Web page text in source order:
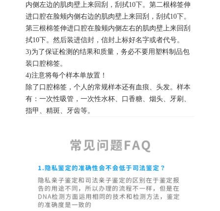
内侧左边的肌肉壁上来回刮，刮拭10下。第二根棉签伸
进口腔在脸颊内侧右边的肌肉壁上来回刮，刮拭10下。
第三根棉签伸进口腔在脸颊内侧左右的肌肉壁上来回刮
拭10下。然后装进信封，信封上标好名字或者代号。
3)为了保证检测的结果和质量，务必不要用塑料制品包
装口腔棉签。
4)注意将每个样本单放置！
除了口腔棉签，个人的常规样本还有血痕、头发。样本
有：一次性吸管，一次性水杯、口香糖、烟头、牙刷、
指甲、精斑、牙齿等。